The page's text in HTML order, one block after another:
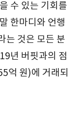
수 있는 기회를
한마디와 언행
는 것은 모든 분
년 버핏과의 점
억 원)에 거래되